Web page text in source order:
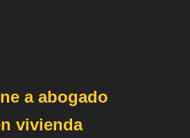
a abogado
vivienda